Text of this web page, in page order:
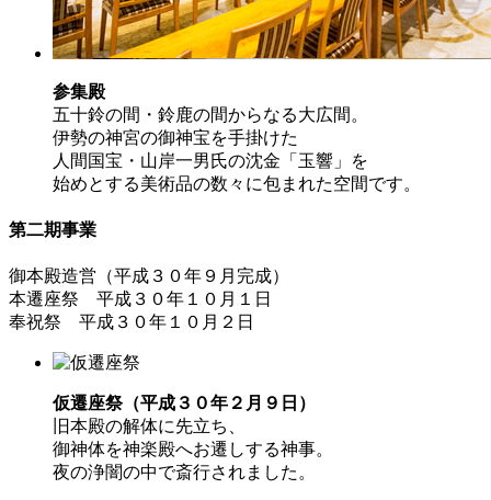
参集殿
五十鈴の間・鈴鹿の間からなる大広間。
伊勢の神宮の御神宝を手掛けた
人間国宝・山岸一男氏の沈金「玉響」を
始めとする美術品の数々に包まれた空間です。
第二期事業
御本殿造営（平成３０年９月完成）
本遷座祭 平成３０年１０月１日
奉祝祭 平成３０年１０月２日
仮遷座祭（平成３０年２月９日）
旧本殿の解体に先立ち、
御神体を神楽殿へお遷しする神事。
夜の浄闇の中で斎行されました。